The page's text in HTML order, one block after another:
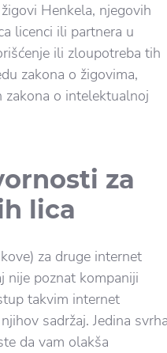
Henkela, njegovih
licenci ili partnera u
ili zloupotreba tih
zakona o žigovima,
o intelektualnoj
za
lica
za druge internet
nije poznat kompaniji
takvim internet
sadržaj. Jedina
da vam olakša